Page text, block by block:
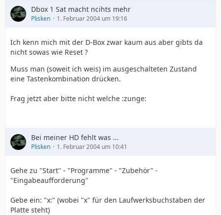
Dbox 1 Sat macht ncihts mehr
Plisken 1. Februar 2004 um 19:16
Ich kenn mich mit der D-Box zwar kaum aus aber gibts da
nicht sowas wie Reset ?
Muss man (soweit ich weis) im ausgeschalteten Zustand
eine Tastenkombination drücken.
Frag jetzt aber bitte nicht welche :zunge:
Bei meiner HD fehlt was ...
Plisken 1. Februar 2004 um 10:41
Gehe zu "Start" - "Programme" - "Zubehör" -
"Eingabeaufforderung"
Gebe ein: "x:" (wobei "x" für den Laufwerksbuchstaben der
Platte steht)